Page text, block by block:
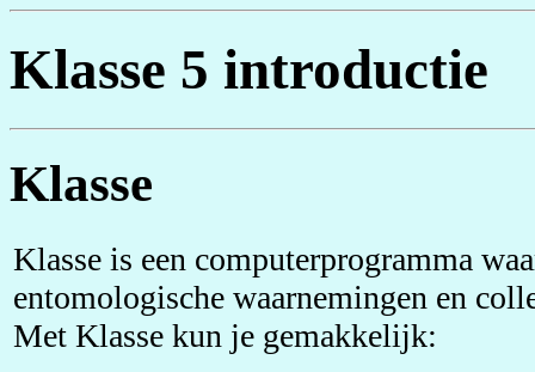
Klasse 5 introductie
Klasse
Klasse is een computerprogramma
entomologische waarnemingen en
Met Klasse kun je gemakkelijk: